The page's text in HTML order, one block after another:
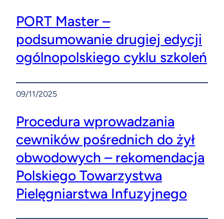
PORT Master –
podsumowanie drugiej edycji
ogólnopolskiego cyklu szkoleń
09/11/2025
Procedura wprowadzania
cewników pośrednich do żył
obwodowych – rekomendacja
Polskiego Towarzystwa
Pielęgniarstwa Infuzyjnego